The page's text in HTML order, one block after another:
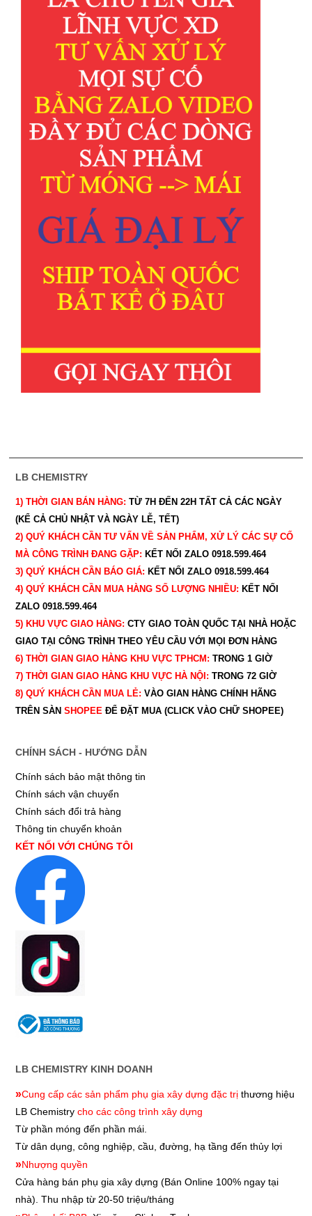
LB CHEMISTRY
1) THỜI GIAN BÁN HÀNG: TỪ 7H ĐẾN 22H TẤT CẢ CÁC NGÀY
(KỂ CẢ CHỦ NHẬT VÀ NGÀY LỄ, TẾT)
2) QUÝ KHÁCH CẦN TƯ VẤN VỀ SẢN PHẨM, XỬ LÝ CÁC SỰ CỐ
MÀ CÔNG TRÌNH ĐANG GẶP: KẾT NỐI ZALO 0918.599.464
3) QUÝ KHÁCH CẦN BÁO GIÁ: KẾT NỐI ZALO 0918.599.464
4) QUÝ KHÁCH CẦN MUA HÀNG SỐ LƯỢNG NHIỀU: KẾT NỐI
ZALO 0918.599.464
5) KHU VỰC GIAO HÀNG: CTY GIAO TOÀN QUỐC TẠI NHÀ HOẶC
GIAO TẠI CÔNG TRÌNH THEO YÊU CẦU VỚI MỌI ĐƠN HÀNG
6) THỜI GIAN GIAO HÀNG KHU VỰC TPHCM: TRONG 1 GIỜ
7) THỜI GIAN GIAO HÀNG KHU VỰC HÀ NỘI: TRONG 72 GIỜ
8) QUÝ KHÁCH CẦN MUA LẺ: VÀO GIAN HÀNG CHÍNH HÃNG
TRÊN SÀN SHOPEEĐỂ ĐẶT MUA (CLICK VÀO CHỮ SHOPEE)
CHÍNH SÁCH - HƯỚNG DẪN
Chính sách bảo mật thông tin
Chính sách vận chuyển
Chính sách đổi trả hàng
Thông tin chuyển khoản
KẾT NỐI VỚI CHÚNG TÔI
LB CHEMISTRY KINH DOANH
»Cung cấp các sản phẩm phụ gia xây dựng đặc trị thương hiệu
LB Chemistrycho các công trình xây dựng
Từ phần móng đến phần mái.
Từ dân dụng, công nghiệp, cầu, đường, hạ tầng đến thủy lợi
»Nhượng quyền
Cửa hàng bán phụ gia xây dựng (Bán Online 100% ngay tại
nhà). Thu nhập từ 20-50 triệu/tháng